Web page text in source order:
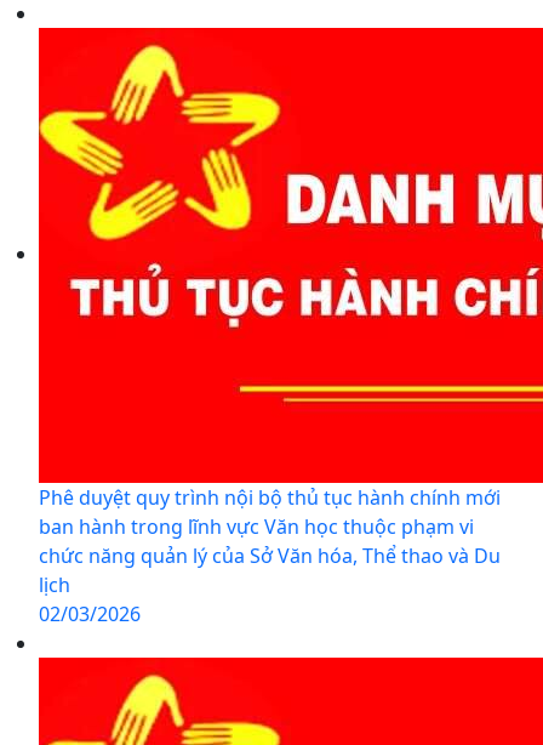
Phê duyệt quy trình nội bộ thủ tục hành chính mới
ban hành trong lĩnh vực Văn học thuộc phạm vi
chức năng quản lý của Sở Văn hóa, Thể thao và Du
lịch
02/03/2026